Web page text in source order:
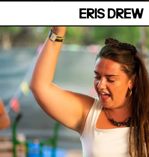
ERIS DREW
MANOIR DE
Samedi 04 juillet